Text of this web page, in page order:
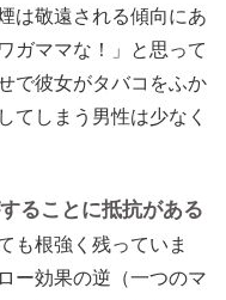
は敬遠される傾向にあ
ガママな！」と思って
で彼女がタバコをふか
てしまう男性は少なく
ることに抵抗がある
も根強く残っていま
ー効果の逆（一つのマ